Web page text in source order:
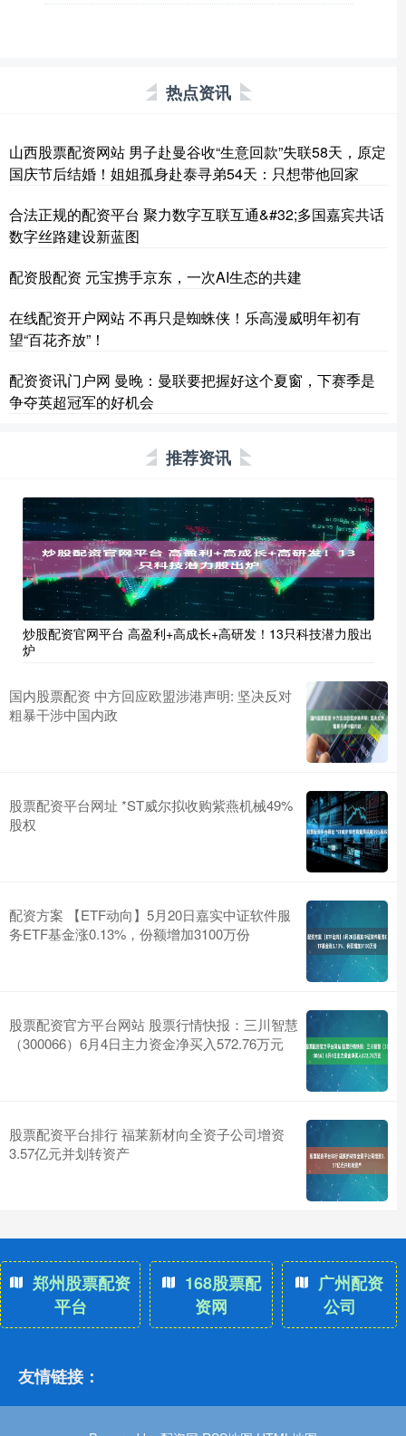
热点资讯
山西股票配资网站 男子赴曼谷收“生意回款”失联58天，原定
国庆节后结婚！姐姐孤身赴泰寻弟54天：只想带他回家
合法正规的配资平台 聚力数字互联互通&#32;多国嘉宾共话
数字丝路建设新蓝图
配资股配资 元宝携手京东，一次AI生态的共建
在线配资开户网站 不再只是蜘蛛侠！乐高漫威明年初有
望“百花齐放”！
配资资讯门户网 曼晚：曼联要把握好这个夏窗，下赛季是
争夺英超冠军的好机会
推荐资讯
炒股配资官网平台 高盈利+高成长+高研发！13只科技潜力股出
炉
国内股票配资 中方回应欧盟涉港声明: 坚决反对
粗暴干涉中国内政
股票配资平台网址 *ST威尔拟收购紫燕机械49%
股权
配资方案 【ETF动向】5月20日嘉实中证软件服
务ETF基金涨0.13%，份额增加3100万份
股票配资官方平台网站 股票行情快报：三川智慧
（300066）6月4日主力资金净买入572.76万元
股票配资平台排行 福莱新材向全资子公司增资
3.57亿元并划转资产
郑州股票配资
平台
168股票配
资网
广州配资
公司
友情链接：